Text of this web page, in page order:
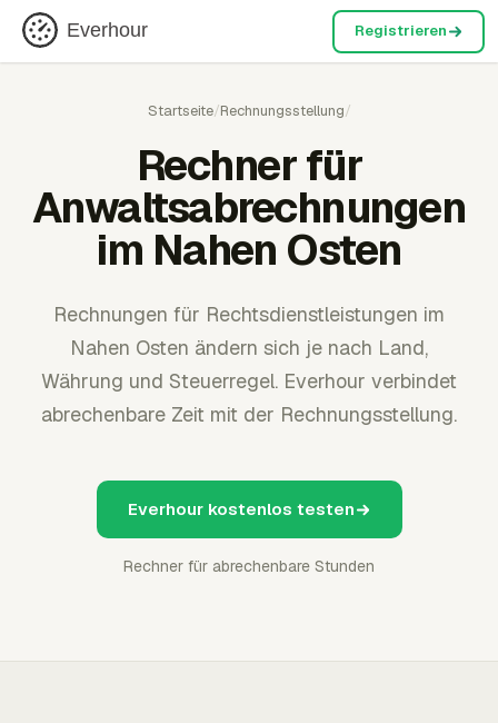
Everhour Registrieren
Startseite/Rechnungsstellung/
Rechner für
Anwaltsabrechnungen
im Nahen Osten
Rechnungen für Rechtsdienstleistungen im
Nahen Osten ändern sich je nach Land,
Währung und Steuerregel. Everhour verbindet
abrechenbare Zeit mit der Rechnungsstellung.
Everhour kostenlos testen
Rechner für abrechenbare Stunden